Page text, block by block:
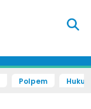
Polpem